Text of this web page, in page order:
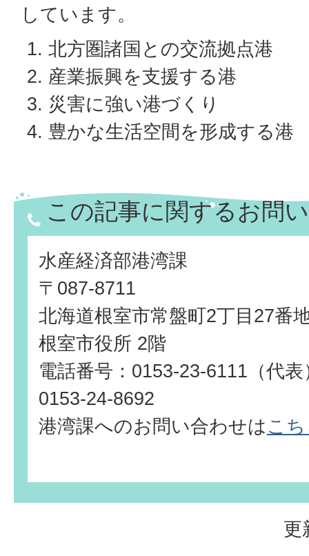
しています。
北方圏諸国との交流拠点港
産業振興を支援する港
災害に強い港づくり
豊かな生活空間を形成する港
この記事に関するお問
水産経済部港湾課
〒087-8711
北海道根室市常盤町2丁目27番
根室市役所 2階
電話番号：0153-23-6111（代
0153-24-8692
港湾課へのお問い合わせはこ
更